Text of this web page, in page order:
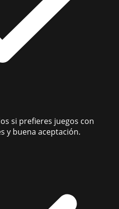
si prefieres juegos con
y buena aceptación.